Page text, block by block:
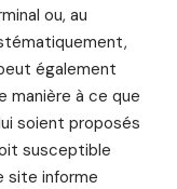
ou, au
également
manière à ce que
soient proposés
susceptible
site informe